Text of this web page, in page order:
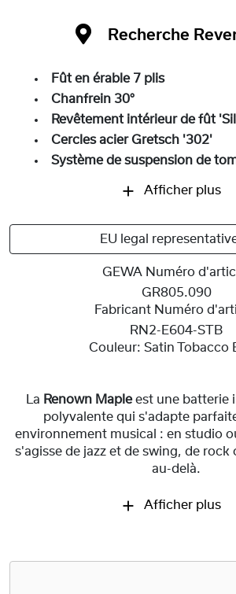
Recherche
Fût en érable 7 plis
Chanfrein 30°
Revêtement intérieur de fût
Cercles acier Gretsch '302'
Système de suspension de
Afficher plus
EU legal
GEWA Numéro
GR805.090
Fabricant Numéro
RN2-E604-STB
Couleur: Satin Tobacco
La Renown Mapleest une batterie
polyvalente qui s'adapte
environnement musical : en studio
s'agisse de jazz et de swing, de rock
au-delà.
Afficher plus